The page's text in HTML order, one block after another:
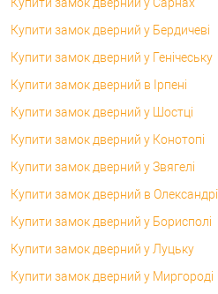
Купити замок дверний у Бердичеві
Купити замок дверний у Генічеську
Купити замок дверний в Ірпені
Купити замок дверний у Шостці
Купити замок дверний у Конотопі
Купити замок дверний у Звягелі
Купити замок дверний в
Купити замок дверний у Борисполі
Купити замок дверний у Луцьку
Купити замок дверний у Миргороді